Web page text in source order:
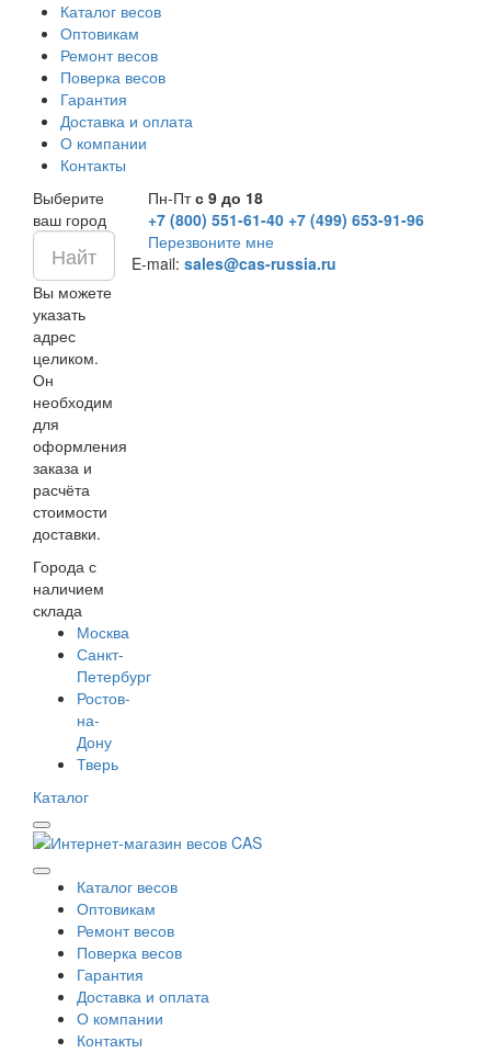
Каталог весов
Оптовикам
Ремонт весов
Поверка весов
Гарантия
Доставка и оплата
О компании
Контакты
Выберите
ваш город
Вы можете
указать
адрес
целиком.
Он
необходим
для
оформления
заказа и
расчёта
стоимости
доставки.
Города с
наличием
склада
Москва
Санкт-
Петербург
Ростов-
на-
Дону
Тверь
Пн-Птс 9 до 18
+7 (800) 551-61-40 +7 (499) 653-91-96
Перезвоните мне
E-mail: sales@cas-russia.ru
Каталог
Каталог весов
Оптовикам
Ремонт весов
Поверка весов
Гарантия
Доставка и оплата
О компании
Контакты